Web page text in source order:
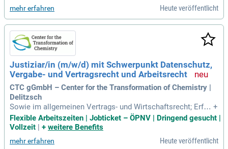
mehr erfahren Heute veröffentlicht
Justiziar/in (m/w/d) mit Schwerpunkt Datenschutz,
Vergabe- und Vertragsrecht und Arbeitsrecht
CTC gGmbH – Center for the Transformation of Chemistry |
Delitzsch
Sowie im allgemeinen Vertrags- und Wirtschaftsrecht; Erfah
rung im Bereich Hinweisgeberschutz wünschenswert; Kennt
nisse im Vergaberecht von Vorteil; Sehr gute Englischkennt
wissenschaftliche,
+
Flexible Arbeitszeiten | Jobticket – ÖPNV | Dringend gesucht |
Vollzeit
+ weitere Benefits
mehr erfahren Heute veröffentlicht